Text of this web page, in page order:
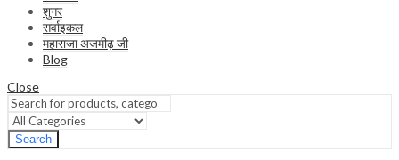
शुगर
सर्वाइकल
महाराजा अजमीढ़ जी
Blog
Close
Search